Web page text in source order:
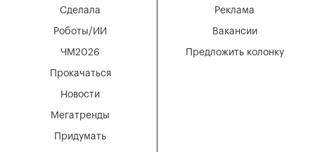
Мегатренды
Придумать
Новости
Сделала
Роботы/ИИ
ЧМ2026
Прокачаться
Вакансии
Реклама
Предложить колонку